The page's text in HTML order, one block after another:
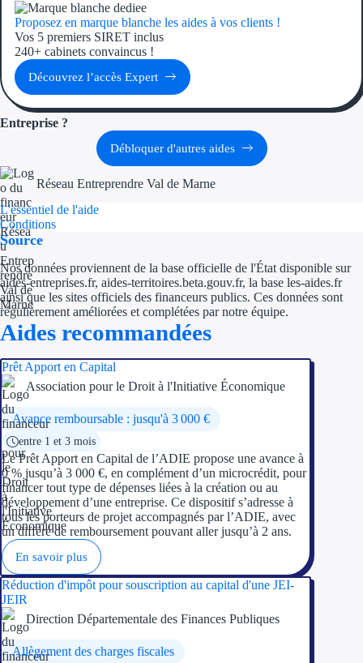
Aides Région
Aides Région
Nos tarifs
Accompagnement
Blog
Nos guides
Nos partenaires
Contactez-nous
Proposez en marque blanche les aides à vos clients !
Vos 5 premiers SIRET inclus
240+ cabinets convaincus !
Découvrez l’accès Expert
Entreprise ?
Débloquer d'autres aides
Réseau Entreprendre Val de Marne
L'essentiel de l'aide
Conditions
Source
Nos données proviennent de la base officielle de l'État disponible sur
aides-entreprises.fr, aides-territoires.beta.gouv.fr, la base les-aides.fr
ainsi que les sites officiels des financeurs publics. Ces données sont
régulièrement améliorées et complétées par notre équipe.
Aides recommandées
Prêt Apport en Capital
Association pour le Droit à l'Initiative Économique
Avance remboursable : jusqu'à 3 000 €
entre 1 et 3 mois
Le Prêt Apport en Capital de l’ADIE propose une avance à
0 % jusqu’à 3 000 €, en complément d’un microcrédit, pour
financer tout type de dépenses liées à la création ou au
développement d’une entreprise. Ce dispositif s’adresse à
tous les porteurs de projet accompagnés par l’ADIE, avec
un différé de remboursement pouvant aller jusqu’à 2 ans.
En savoir plus
Réduction d'impôt pour souscription au capital d'une JEI-
JEIR
Direction Départementale des Finances Publiques
Allègement des charges fiscales